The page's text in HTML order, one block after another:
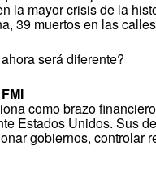
la mayor crisis de la
39 muertos en las
será diferente?
como brazo
Estados Unidos. Sus
gobiernos, controlar